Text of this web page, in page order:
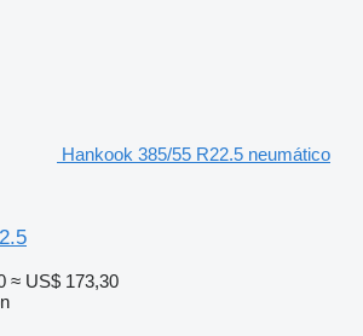
Hankook 385/55 R22.5 neumático
≈ US$ 173,30